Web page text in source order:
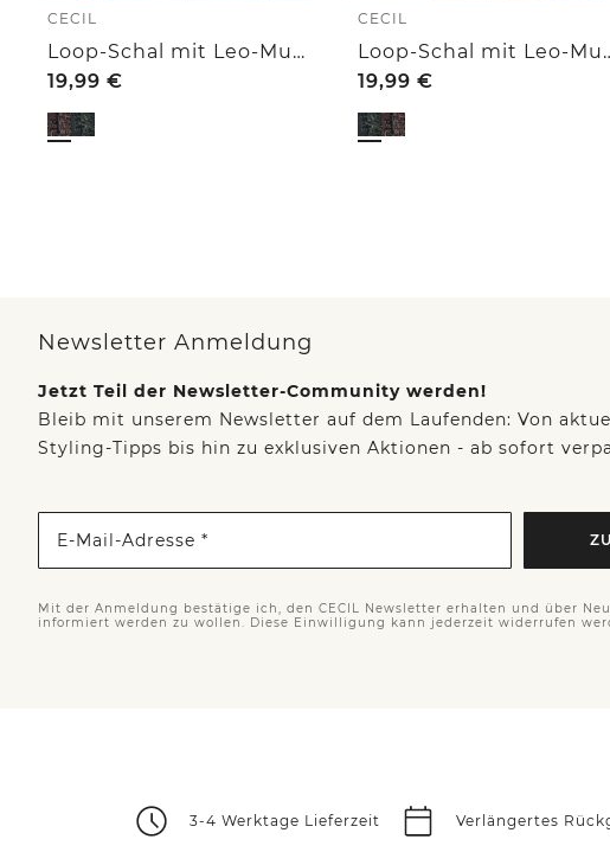
CECIL
Loop-Schal mit Leo-Muster
19,99 €
CECIL
Loop-
19,99 €
Newsletter Anmeldung
Jetzt Teil der Newsletter-Community werden!
Bleib mit unserem Newsletter auf dem Laufenden: Von
Styling-Tipps bis hin zu exklusiven Aktionen - ab sofort
E-Mail-Adresse *
Mit der Anmeldung bestätige ich, den CECIL Newsletter erhalten und über
informiert werden zu wollen. Diese Einwilligung kann jederzeit widerrufen
3-4 Werktage Lieferzeit Verlängertes